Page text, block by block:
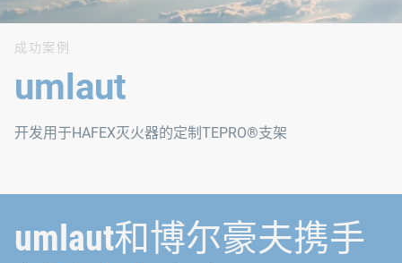
成功案例
umlaut
开发用于HAFEX灭火器的定制TEPRO®支架
umlaut和博尔豪夫携手